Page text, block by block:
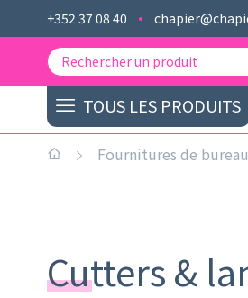
+352 37 08 40
TOUS LES PRODUITS
Fournitures de bureau
Cutters &